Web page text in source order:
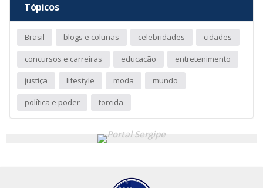
Tópicos
Brasil blogs e colunas celebridades cidades
concursos e carreiras educação entretenimento
justiça lifestyle moda mundo
política e poder torcida